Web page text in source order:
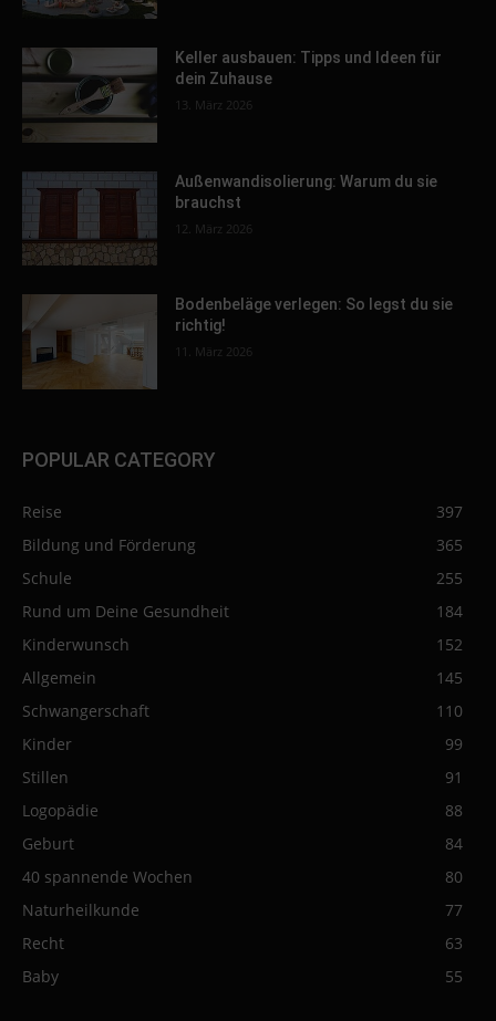
Keller ausbauen: Tipps und Ideen für
dein Zuhause
13. März 2026
Außenwandisolierung: Warum du sie
brauchst
12. März 2026
Bodenbeläge verlegen: So legst du sie
richtig!
11. März 2026
POPULAR CATEGORY
Reise
397
Bildung und Förderung
365
Schule
255
Rund um Deine Gesundheit
184
Kinderwunsch
152
Allgemein
145
Schwangerschaft
110
Kinder
99
Stillen
91
Logopädie
88
Geburt
84
40 spannende Wochen
80
Naturheilkunde
77
Recht
63
Baby
55